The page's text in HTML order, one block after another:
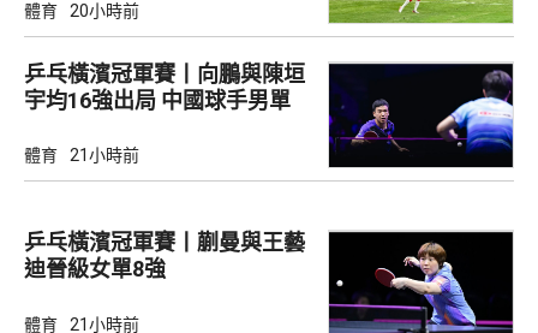
體育 20小時前
乒乓橫濱冠軍賽丨向鵬與陳垣
宇均16強出局 中國球手男單
體育 21小時前
乒乓橫濱冠軍賽丨蒯曼與王藝
迪晉級女單8強
體育 21小時前